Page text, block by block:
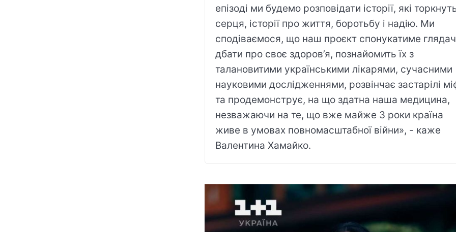
епізоді ми будемо розповідати історії, які
серця, історії про життя, боротьбу і надію. Ми
сподіваємося, що наш проєкт спонукатиме
дбати про своє здоров’я, познайомить їх з
талановитими українськими лікарями, сучасними
науковими дослідженнями, розвінчає застарілі
та продемонструє, на що здатна наша медицина,
незважаючи на те, що вже майже 3 роки країна
живе в умовах повномасштабної війни», - каже
Валентина Хамайко.